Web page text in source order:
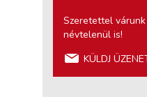
Szeretettel
névtelenül is!
KÜLDJ